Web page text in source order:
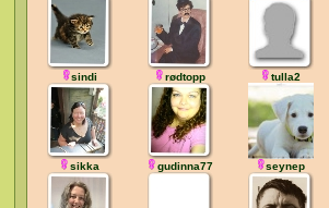
sindi rødtopp tulla2
sikka gudinna77 seynep